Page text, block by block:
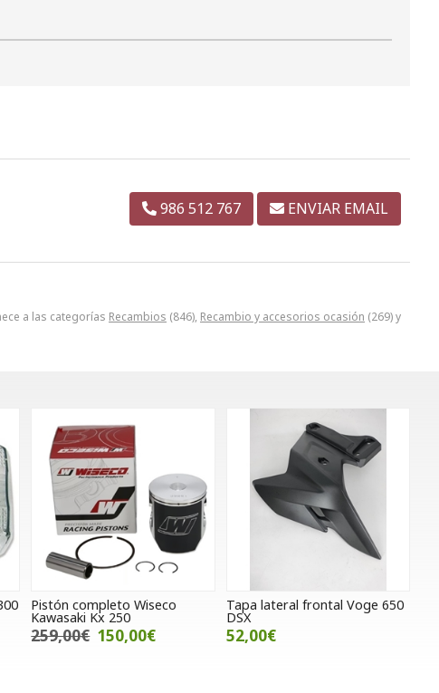
a las categorías Recambios (846), Recambio y accesorios ocasión (269) y
986 512 767 ENVIAR EMAIL
Pistón completo Wiseco
Kawasaki Kx 250
259,00€ 150,00€
Tapa lateral frontal Voge 650
DSX
52,00€